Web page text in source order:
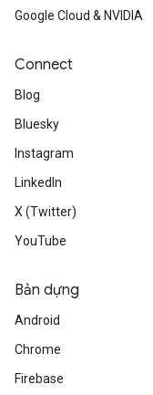
Google Cloud & NVIDIA
Connect
Blog
Bluesky
Instagram
LinkedIn
X (Twitter)
YouTube
Bản dựng
Android
Chrome
Firebase